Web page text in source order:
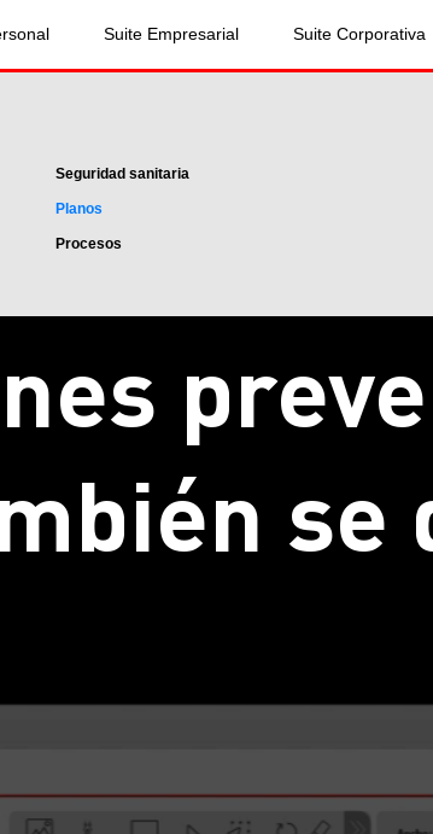
Suite Empresarial Suite Corporativa
Seguridad sanitaria
Planos
Procesos
se